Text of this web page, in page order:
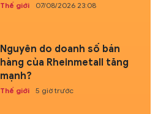
Thế giới 07/08/2026 23:08
Nguyên do doanh số bán
hàng của Rheinmetall tăng
mạnh?
Thế giới 5 giờ trước